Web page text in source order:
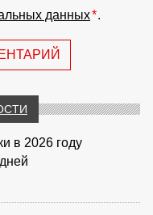
данных*.
в 2026 году